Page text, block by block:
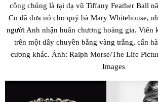
công chúng là tại dạ vũ Tiffany Feather Ball
Co đã đưa nó cho quý bà Mary Whitehouse,
người Anh nhận huân chương hoàng gia. Viên
trên một dây chuyền bằng vàng trắng, cẩn
cương khác. Ảnh: Ralph Morse/The Life
Images